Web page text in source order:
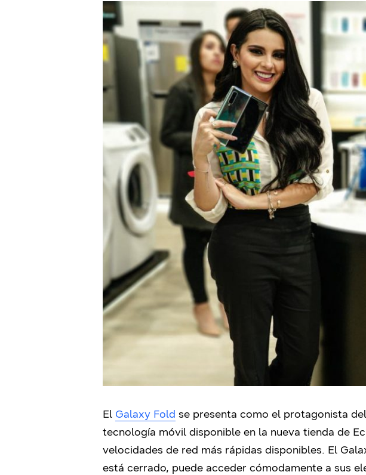
El Galaxy Fold se presenta como el protagonista
tecnología móvil disponible en la nueva tienda de
velocidades de red más rápidas disponibles. El
está cerrado, puede acceder cómodamente a sus